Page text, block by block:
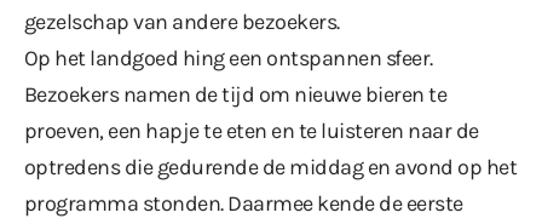
gezelschap van andere bezoekers.
Op het landgoed hing een ontspannen sfeer.
Bezoekers namen de tijd om nieuwe bieren te
proeven, een hapje te eten en te luisteren naar de
optredens die gedurende de middag en avond op het
programma stonden. Daarmee kende de eerste